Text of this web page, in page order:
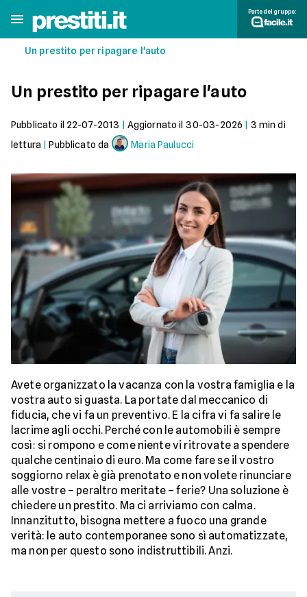
Parte del gruppo:
Un prestito per ripagare l'auto
Un prestito per ripagare l'auto
Pubblicato il 22-07-2013 Aggiornato il 30-03-2026 3 min di
lettura |Pubblicato da Maria Paulucci
Avete organizzato la vacanza con la vostra famiglia e la
vostra auto si guasta. La portate dal meccanico di
fiducia, che vi fa un preventivo. E la cifra vi fa salire le
lacrime agli occhi. Perché con le automobili è sempre
così: si rompono e come niente vi ritrovate a spendere
qualche centinaio di euro. Ma come fare se il vostro
soggiorno relax è già prenotato e non volete rinunciare
alle vostre – peraltro meritate – ferie? Una soluzione è
chiedere un prestito. Ma ci arriviamo con calma.
Innanzitutto, bisogna mettere a fuoco una grande
verità: le auto contemporanee sono sì automatizzate,
ma non per questo sono indistruttibili. Anzi.